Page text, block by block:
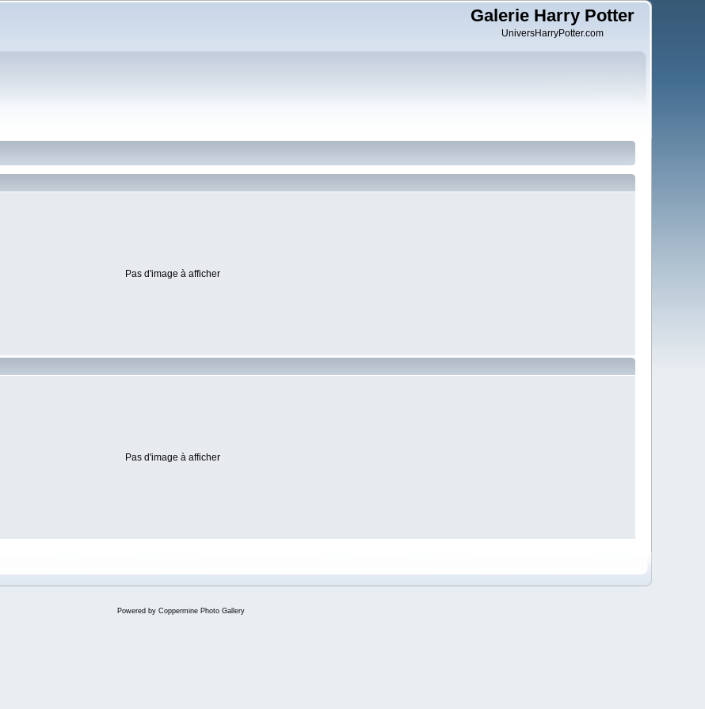
Galerie Harry Potter
UniversHarryPotter.com
Pas d'image à afficher
Pas d'image à afficher
Powered by Coppermine Photo Gallery